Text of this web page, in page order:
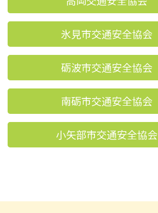
氷見市交通安全協会
砺波市交通安全協会
南砺市交通安全協会
小矢部市交通安全協会